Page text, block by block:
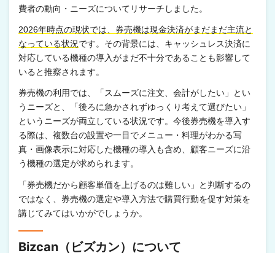
費者の動向・ニーズについてリサーチしました。
2026年時点の現状では、券売機は現金決済がまだまだ主流と
なっている状況です。その背景には、キャッシュレス決済に
対応している機種の導入がまだ不十分であることも影響して
いると推察されます。
券売機の利用では、「スムーズに注文、会計がしたい」とい
うニーズと、「後ろに急かされずゆっくり考えて選びたい」
というニーズが両立している状況です。今後券売機を導入す
る際は、複数台の設置や一目でメニュー・料理がわかる写
真・画像表示に対応した機種の導入も含め、顧客ニーズに沿
う機種の選定が求められます。
「券売機だから顧客単価を上げるのは難しい」と判断するの
ではなく、券売機の選定や導入方法で購買行動を促す対策を
講じてみてはいかがでしょうか。
Bizcan（ビズカン）について